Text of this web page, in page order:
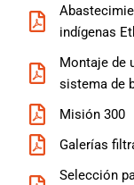
indígenas
Montaje de
sistema de
Misión 300
Galerías
Selección